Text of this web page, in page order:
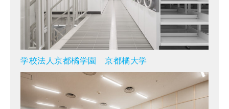
学校法人京都橘学園 京都橘大学